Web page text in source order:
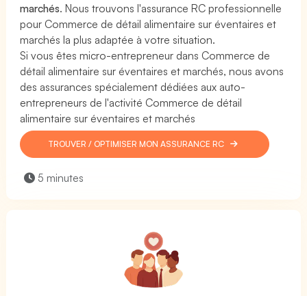
marchés. Nous trouvons l'assurance RC professionnelle
pour Commerce de détail alimentaire sur éventaires et
marchés la plus adaptée à votre situation.
Si vous êtes micro-entrepreneur dans Commerce de
détail alimentaire sur éventaires et marchés, nous avons
des assurances spécialement dédiées aux auto-
entrepreneurs de l'activité Commerce de détail
alimentaire sur éventaires et marchés
TROUVER / OPTIMISER MON ASSURANCE RC
5 minutes